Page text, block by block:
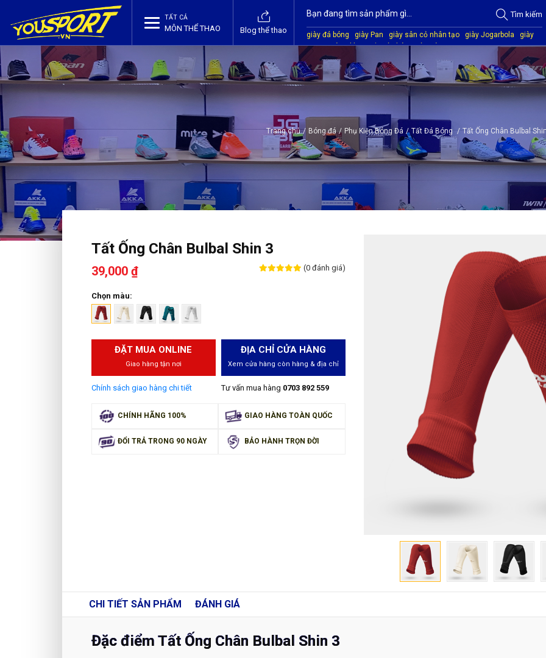
TẤT CẢ
MÔN THỂ THAO Blog thể thao
Tìm kiếm
giày đá bóng giày Pan giày sân cỏ nhân tạo giày Jogarbola
giày
Mitre
giày Akka quần áo bóng đá giày Kamito
Trang chủ / Bóng đá / Phụ Kiện Bóng Đá / Tất Đá Bóng / Tất Ống Chân Bulbal
Tất Ống Chân Bulbal Shin 3
39,000 ₫ (0 đánh giá)
Chọn màu:
ĐẶT MUA ONLINE
Giao hàng tận nơi
Chính sách giao hàng chi tiết
ĐỊA CHỈ CỬA HÀNG
Xem cửa hàng còn hàng & địa chỉ
Tư vấn mua hàng 0703 892 559
CHÍNH HÃNG 100% GIAO HÀNG TOÀN QUỐC
ĐỔI TRẢ TRONG 90 NGÀY BẢO HÀNH TRỌN ĐỜI
CHI TIẾT SẢN PHẨM ĐÁNH GIÁ
Đặc điểm Tất Ống Chân Bulbal Shin 3